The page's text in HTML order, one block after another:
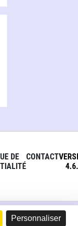
Personnaliser
DE
CONTACT